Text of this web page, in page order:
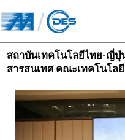
to
content
สถาบันเทคโนโลยีไทย-ญี่ปุ่
สารสนเทศ คณะเทคโนโล